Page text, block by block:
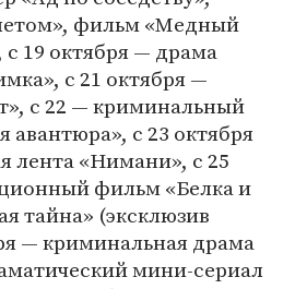
фильм «Медный
19 октября — драма
с 21 октября —
с 22 — криминальный
авантюра», с 23 октября
лента «Нимани», с 25
фильм «Белка и
тайна» (эксклюзив
— криминальная драма
мини-сериал